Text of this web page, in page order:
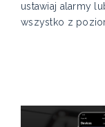
ustawiaj alarmy
wszystko z